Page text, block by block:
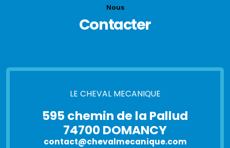
Nous
Contacter
LE CHEVAL MECANIQUE
595 chemin de la Pallud
74700 DOMANCY
contact@chevalmecanique.com